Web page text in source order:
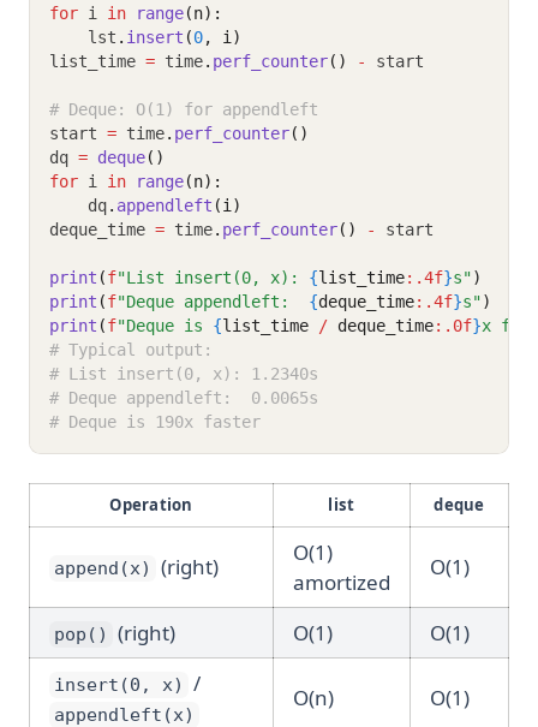
for i in range(n):
    lst
. insert (0, i)
list_time = time. perf_counter() - start
# Deque: O(1) for appendleft
start = time. perf_counter()
dq = deque()
for i in range(n):
    dq
. appendleft (i)
deque_time = time. perf_counter() - start
print (f"List insert(0, x): {list_time:.4f}s")
print (f"Deque appendleft: {deque_time:.4f}s")
print (f"Deque is {list_time / deque_time:.0f}x
# Typical output:
# List insert(0, x): 1.2340s
# Deque appendleft:  0.0065s
# Deque is 190x faster
Operation list deque
append(x) (right)
O(1)
amortized
O(1)
pop() (right) O(1) O(1)
insert(0, x) /
appendleft(x)
O(n) O(1)